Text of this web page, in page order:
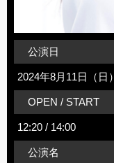
公演日
2024年8月11日（日）
OPEN / START
12:20 / 14:00
公演名